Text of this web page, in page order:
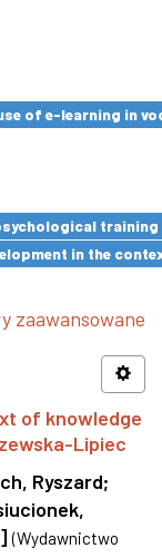
of e-learning in
in the
zaawansowane
of knowledge
Lipiec
Ryszard;
(Wydawnictwo